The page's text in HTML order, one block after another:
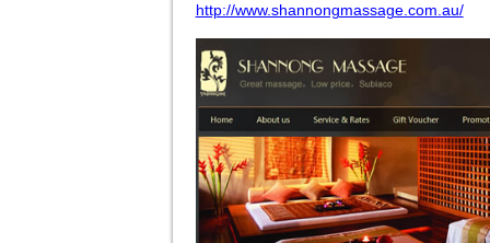
http://www.shannongmassage.com.au/